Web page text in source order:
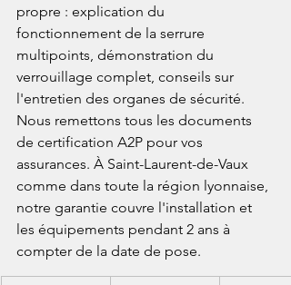
propre : explication du
fonctionnement de la serrure
multipoints, démonstration du
verrouillage complet, conseils sur
l'entretien des organes de sécurité.
Nous remettons tous les documents
de certification A2P pour vos
assurances. À Saint-Laurent-de-Vaux
comme dans toute la région lyonnaise,
notre garantie couvre l'installation et
les équipements pendant 2 ans à
compter de la date de pose.